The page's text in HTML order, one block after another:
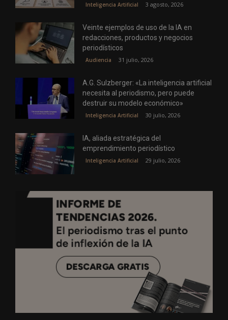
Inteligencia Artificial 3 agosto, 2026
Veinte ejemplos de uso de la IA en
redacciones, productos y negocios
periodísticos
Audiencia 31 julio, 2026
A.G. Sulzberger: «La inteligencia artificial
necesita al periodismo, pero puede
destruir su modelo económico»
Inteligencia Artificial 30 julio, 2026
IA, aliada estratégica del
emprendimiento periodístico
Inteligencia Artificial 29 julio, 2026